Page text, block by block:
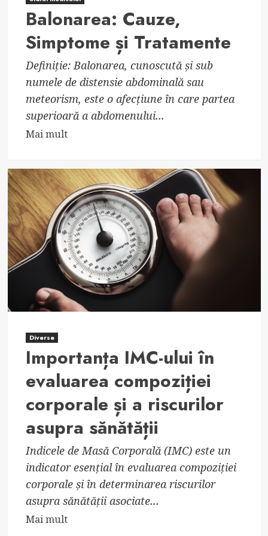
Balonarea: Cauze,
Simptome și Tratamente
Definiție: Balonarea, cunoscută și sub
numele de distensie abdominală sau
meteorism, este o afecțiune în care partea
superioară a abdomenului...
Mai multRead
Balonarea:
Cauze,
Simptome
și
Tratamente
Diverse
Importanța IMC-ului în
evaluarea compoziției
corporale și a riscurilor
asupra sănătății
Indicele de Masă Corporală (IMC) este un
indicator esențial în evaluarea compoziției
corporale și în determinarea riscurilor
asupra sănătății asociate...
Mai multRead